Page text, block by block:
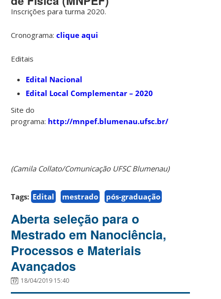
Inscrições para turma 2020.
Cronograma:clique aqui
Editais
Edital Nacional
Edital Local Complementar – 2020
Site do
programa: http://mnpef.blumenau.ufsc.br/
(Camila Collato/Comunicação UFSC Blumenau)
Tags: Edital mestrado pós-graduação
Aberta seleção para o
Mestrado em Nanociência,
Processos e Materiais
Avançados
18/04/2019 15:40